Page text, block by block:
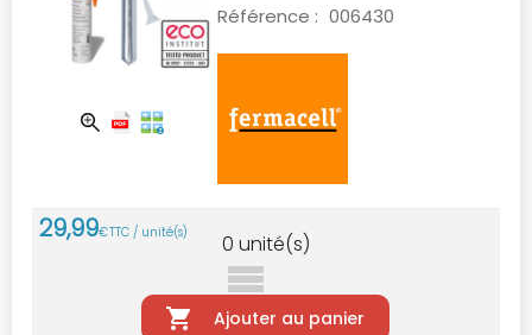
Référence : 006430
29,99€TTC / unité(s) 0 unité(s)
Ajouter au panier